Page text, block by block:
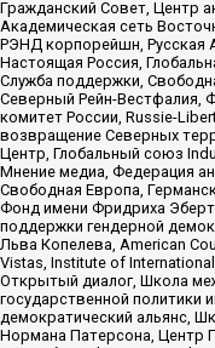
Гражданский Совет, Центр
Академическая сеть
РЭНД корпорейшн, Русская
Настоящая Россия,
Служба поддержки,
Северный Рейн-Вестфалия,
комитет России, Russie-
возвращение Северных
Центр, Глобальный союз
Мнение медиа, Федерация
Свободная Европа,
Фонд имени Фридриха
поддержки гендерной
Льва Копелева, American
Vistas, Institute of
Открытый диалог, Школа
государственной политики
демократический альянс,
Нормана Патерсона, Центр